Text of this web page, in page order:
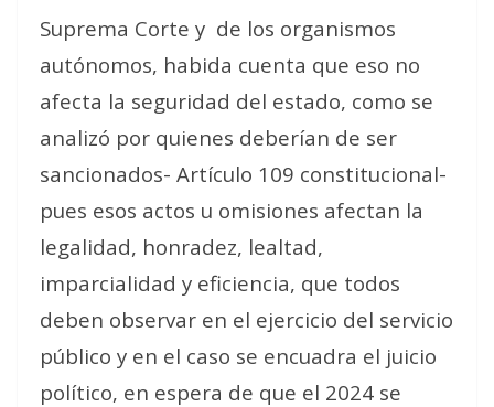
Suprema Corte y de los organismos
autónomos, habida cuenta que eso no
afecta la seguridad del estado, como se
analizó por quienes deberían de ser
sancionados- Artículo 109 constitucional-
pues esos actos u omisiones afectan la
legalidad, honradez, lealtad,
imparcialidad y eficiencia, que todos
deben observar en el ejercicio del servicio
público y en el caso se encuadra el juicio
político, en espera de que el 2024 se